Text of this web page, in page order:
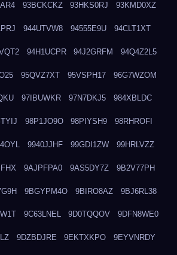
93BCKCKZ 93HKS0RJ 93KMD0XZ
944UTVW8 94555E9U 94CLT1XT
94H1UCPR 94J2GRFM 94Q4Z2L5
95QVZ7XT 95VSPH17 96G7WZOM
97IBUWKR 97N7DKJ5 984XBLDC
98P1JO9O 98PIYSH9 98RHROFI
9940JJHF 99GDI1ZW 99HRLVZZ
9AJPFPA0 9AS5DY7Z 9B2V77PH
9BGYPM4O 9BIRO8AZ 9BJ6RL38
9C63LNEL 9D0TQQOV 9DFN8WE0
9DZBDJRE 9EKTXKPO 9EYVNRDY